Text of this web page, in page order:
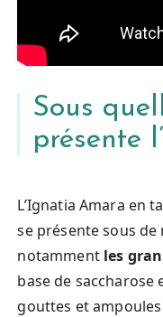
Sous
présente
L’Ignatia Amara en
se présente sous
notamment les
base de saccharose
gouttes et